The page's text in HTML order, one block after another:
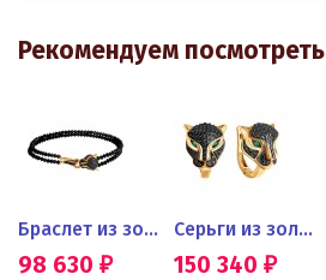
Рекомендуем посмотреть
Браслет из золота с черными...
98 630 ₽
Серьги из золота с черными...
150 340 ₽